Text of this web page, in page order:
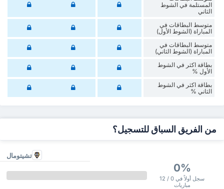
المستلمة في الشوط
الثاني
متوسط البطاقات في
المباراة (الشوط الأول)
متوسط البطاقات في
المباراة (الشوط الثاني)
‏بطاقة اكثر في الشوط
الأول %
‏بطاقة اكثر في الشوط
‏الثاني %
من الفريق السباق للتسجيل؟
تشيتومال
0%
سجل أولاً في 0 / 12
مباريات